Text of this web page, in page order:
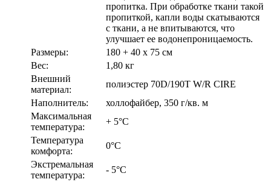
пропитка. При обработке ткани такой
пропиткой, капли воды скатываются
с ткани, а не впитываются, что
улучшает ее водонепроницаемость.
Размеры:
180 + 40 х 75 см
Вес:
1,80 кг
Внешний
материал:
полиэстер 70D/190T W/R CIRE
Наполнитель:
холлофайбер, 350 г/кв. м
Максимальная
температура:
+ 5°C
Температура
комфорта:
0°C
Экстремальная
температура:
- 5°C